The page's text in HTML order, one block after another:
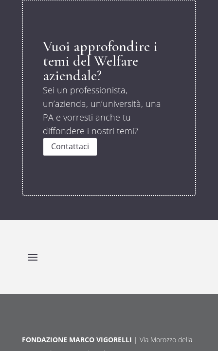
Vuoi approfondire i
temi del Welfare
aziendale?
Sei un professionista,
un’azienda, un’università, una
PA e vorresti anche tu
diffondere i nostri temi?
Contattaci
FONDAZIONE MARCO VIGORELLI | Via Morozzo della